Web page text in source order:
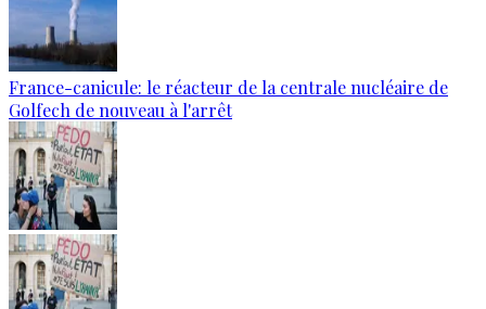
France-canicule: le réacteur de la centrale nucléaire de
Golfech de nouveau à l'arrêt